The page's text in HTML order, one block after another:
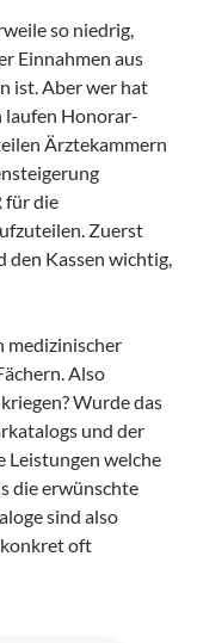
so niedrig,
Einnahmen aus
ist. Aber wer hat
laufen Honorar-
Ärztekammern
für die
Zuerst
den Kassen wichtig,
medizinischer
Also
Wurde das
und der
Leistungen welche
die erwünschte
sind also
oft